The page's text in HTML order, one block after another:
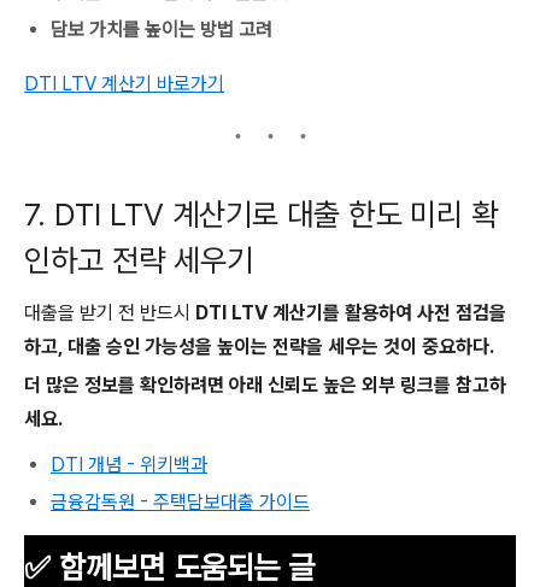
담보 가치를 높이는 방법 고려
DTI LTV 계산기 바로가기
7. DTI LTV 계산기로 대출 한도 미리 확
인하고 전략 세우기
대출을 받기 전 반드시 DTI LTV 계산기를 활용하여 사전 점검을
하고, 대출 승인 가능성을 높이는 전략을 세우는 것이 중요하다.
더 많은 정보를 확인하려면 아래 신뢰도 높은 외부 링크를 참고하
세요.
DTI 개념 - 위키백과
금융감독원 - 주택담보대출 가이드
✅ 함께보면 도움되는 글